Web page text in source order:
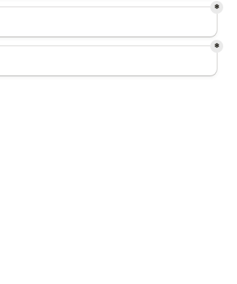
*
*